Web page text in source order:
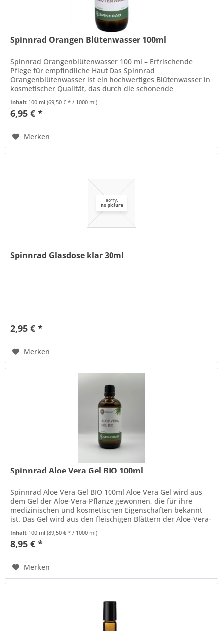
Spinnrad Orangen Blütenwasser 100ml
Spinnrad Orangenblütenwasser 100 ml – Erfrischende
Pflege für empfindliche Haut Das Spinnrad
Orangenblütenwasser ist ein hochwertiges Blütenwasser in
kosmetischer Qualität, das durch die schonende
Inhalt 100 ml(69,50 € * / 1000 ml)
6,95 € *
Merken
Spinnrad Glasdose klar 30ml
2,95 € *
Merken
Spinnrad Aloe Vera Gel BIO 100ml
Spinnrad Aloe Vera Gel BIO 100ml Aloe Vera Gel wird aus
dem Gel der Aloe-Vera-Pflanze gewonnen, die für ihre
medizinischen und kosmetischen Eigenschaften bekannt
ist. Das Gel wird aus den fleischigen Blättern der Aloe-Vera-
Inhalt 100 ml(89,50 € * / 1000 ml)
8,95 € *
Merken